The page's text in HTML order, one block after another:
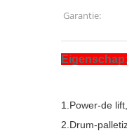
Garantie:
Eigenschap:
1.Power-de
2.Drum-